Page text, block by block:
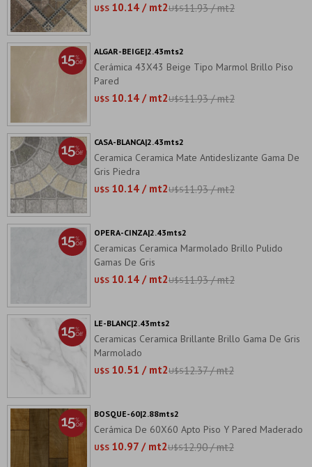
U$S 10.14 / mt2U$S11.93 / mt2
Cerámica 43X43 Beige Tipo Marmol Brillo Piso
Pared
U$S 10.14 / mt2U$S11.93 / mt2
ALGAR-BEIGE|2.43mts2
Ceramica Ceramica Mate Antideslizante Gama De
Gris Piedra
U$S 10.14 / mt2U$S11.93 / mt2
CASA-BLANCA|2.43mts2
Ceramicas Ceramica Marmolado Brillo Pulido
Gamas De Gris
U$S 10.14 / mt2U$S11.93 / mt2
OPERA-CINZA|2.43mts2
Ceramicas Ceramica Brillante Brillo Gama De Gris
Marmolado
U$S 10.51 / mt2U$S12.37 / mt2
LE-BLANC|2.43mts2
Cerámica De 60X60 Apto Piso Y Pared Maderado
U$S 10.97 / mt2U$S12.90 / mt2
BOSQUE-60|2.88mts2